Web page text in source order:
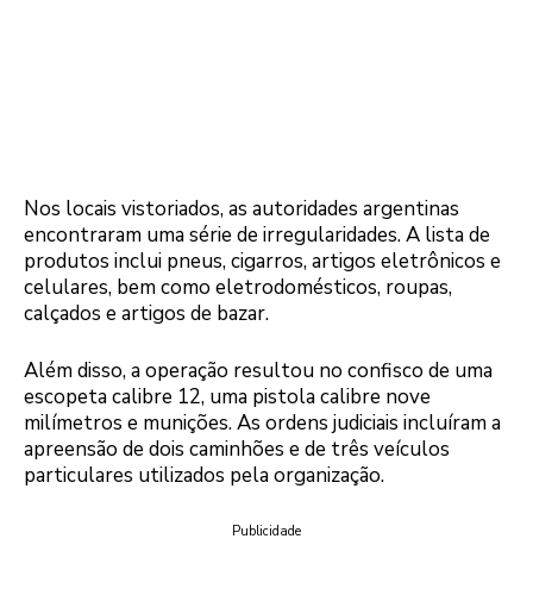
Nos locais vistoriados, as autoridades argentinas
encontraram uma série de irregularidades. A lista de
produtos inclui pneus, cigarros, artigos eletrônicos e
celulares, bem como eletrodomésticos, roupas,
calçados e artigos de bazar.
Além disso, a operação resultou no confisco de uma
escopeta calibre 12, uma pistola calibre nove
milímetros e munições. As ordens judiciais incluíram a
apreensão de dois caminhões e de três veículos
particulares utilizados pela organização.
Publicidade